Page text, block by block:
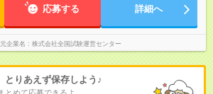
応募する 詳細へ
企業名 株式会社全国試験運営センター
とりあえず保存しよう♪